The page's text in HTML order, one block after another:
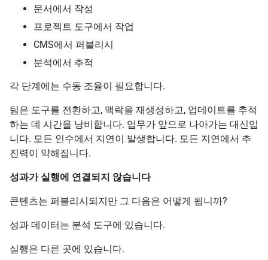
문서에서 작성
프로젝트 도구에서 작업
CMS에서 퍼블리시
분석에서 추적
각 단계에는 수동 조율이 필요합니다.
팀은 도구를 전환하고, 맥락을 재생성하고, 업데이트를 추적
하는 데 시간을 낭비합니다. 업무가 앞으로 나아가는 대신입
니다. 모든 인수에서 지연이 발생합니다. 모든 지연에서 추
진력이 약해집니다.
성과가 실행에 연결되지 않습니다
콘텐츠는 퍼블리시되지만 그 다음은 어떻게 됩니까?
성과 데이터는 분석 도구에 있습니다.
실행은 다른 곳에 있습니다.